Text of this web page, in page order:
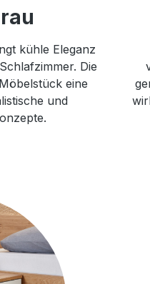
kühle Eleganz
Die
eine
und